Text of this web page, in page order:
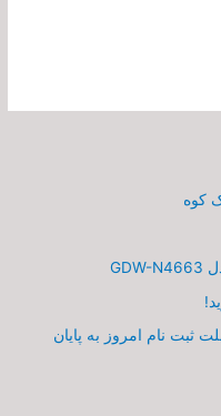
کوه
ثبت نام امروز به پایان